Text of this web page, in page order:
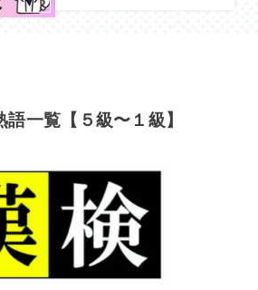
一覧【５級〜１級】